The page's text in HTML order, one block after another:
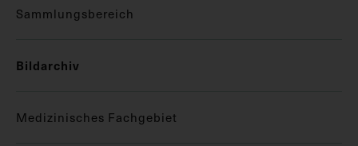
Sammlungsbereich
Bildarchiv
Medizinisches Fachgebiet